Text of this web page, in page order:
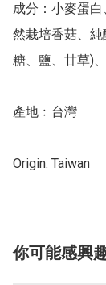
成分：小麥蛋
然栽培香菇、純
糖、鹽、甘草)
產地﹕台灣
Origin: Taiwan
你可能感興